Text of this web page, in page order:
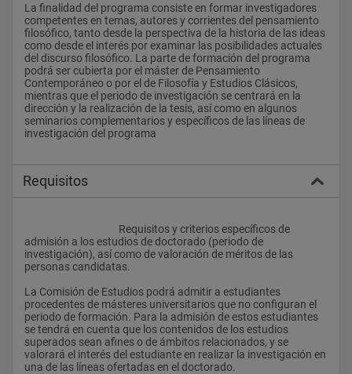
La finalidad del programa consiste en formar investigadores
competentes en temas, autores y corrientes del pensamiento
filosófico, tanto desde la perspectiva de la historia de las ideas
como desde el interés por examinar las posibilidades actuales
del discurso filosófico. La parte de formación del programa
podrá ser cubierta por el máster de Pensamiento
Contemporáneo o por el de Filosofía y Estudios Clásicos,
mientras que el periodo de investigación se centrará en la
dirección y la realización de la tesis, así como en algunos
seminarios complementarios y específicos de las líneas de
investigación del programa
Requisitos
admisión a los estudios de doctorado (periodo de
investigación), así como de valoración de méritos de las
personas candidatas.
La Comisión de Estudios podrá admitir a estudiantes
procedentes de másteres universitarios que no configuran el
periodo de formación. Para la admisión de estos estudiantes
se tendrá en cuenta que los contenidos de los estudios
superados sean afines o de ámbitos relacionados, y se
valorará el interés del estudiante en realizar la investigación en
una de las líneas ofertadas en el doctorado.